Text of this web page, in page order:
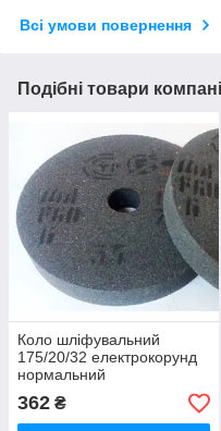
Всі умови повернення
Подібні товари
Коло шліфувальний
175/20/32 електрокорунд
нормальний
362 ₴